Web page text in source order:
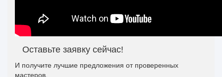
Оставьте заявку сейчас!
И получите лучшие предложения от проверенных
мастеров.